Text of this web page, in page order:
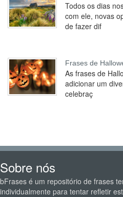
Todos os dias
com ele, novas
de fazer dif
Frases de
As frases de
adicionar um
celebraç
Sobre nós
bFrases é um repositório de frases
individualmente para tentar refletir